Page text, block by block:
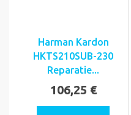
Harman Kardon
HKTS210SUB-230
Reparatie...
106,25 €